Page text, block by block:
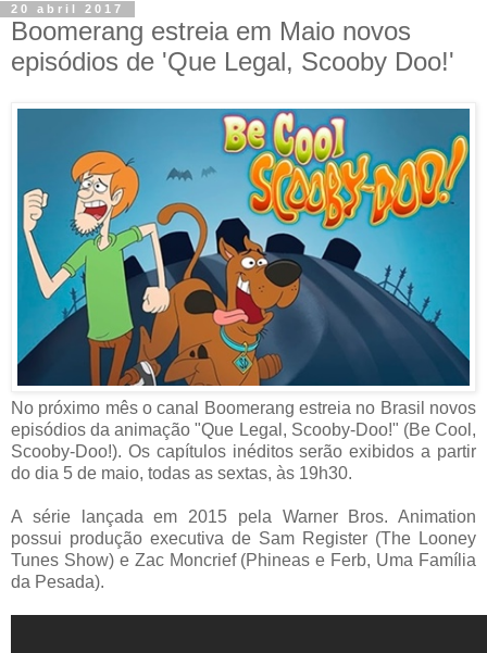
20 abril 2017
Boomerang estreia em Maio novos
episódios de 'Que Legal, Scooby Doo!'
No próximo mês o canal Boomerang estreia no Brasil novos
episódios da animação "Que Legal, Scooby-Doo!" (Be Cool,
Scooby-Doo!). Os capítulos inéditos serão exibidos a partir
do dia 5 de maio, todas as sextas, às 19h30.
A série lançada em 2015 pela Warner Bros. Animation
possui produção executiva de Sam Register (The Looney
Tunes Show) e Zac Moncrief (Phineas e Ferb, Uma Família
da Pesada).